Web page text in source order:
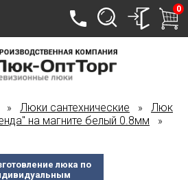
0
» Люки сантехнические » Люк
на магните белый 0.8мм »
люка по